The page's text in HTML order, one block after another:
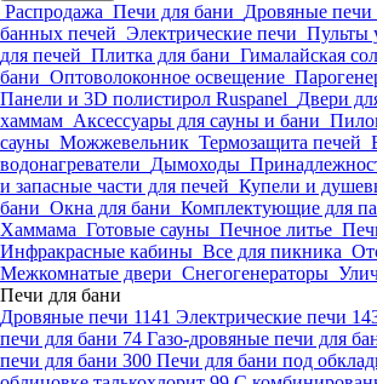
Распродажа Печи для бани Дровяные печи
банных печей Электрические печи Пульты
для печей Плитка для бани Гималайская
бани Оптоволоконное освещение
Панели и 3D полистирол Ruspanel Двери
хаммам Аксессуары для сауны и бани
сауны Можжевельник Термозащита печей
водонагреватели Дымоходы
и запасные части для печей Купели и
бани Окна для бани Комплектующие для
Хаммама Готовые сауны Печное литье
Инфракрасные кабины Все для пикника
Межкомнатые двери Снегогенераторы
Печи для бани
Дровяные печи 1141 Электрические печи
печи для бани 74 Газо-дровяные печи для
печи для бани 300 Печи для бани под